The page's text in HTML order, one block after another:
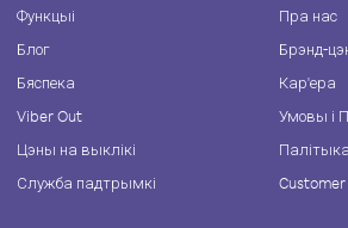
Функцыі
Блог
Бяспека
Viber Out
Цэны на выклікі
Служба падтрымкі
Пра нас
Брэнд-
Кар'ера
Умовы і